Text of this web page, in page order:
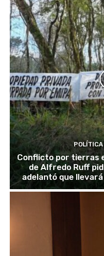
POLÍTICA
Conflicto por tierras
de Alfredo Ruff
adelantó que